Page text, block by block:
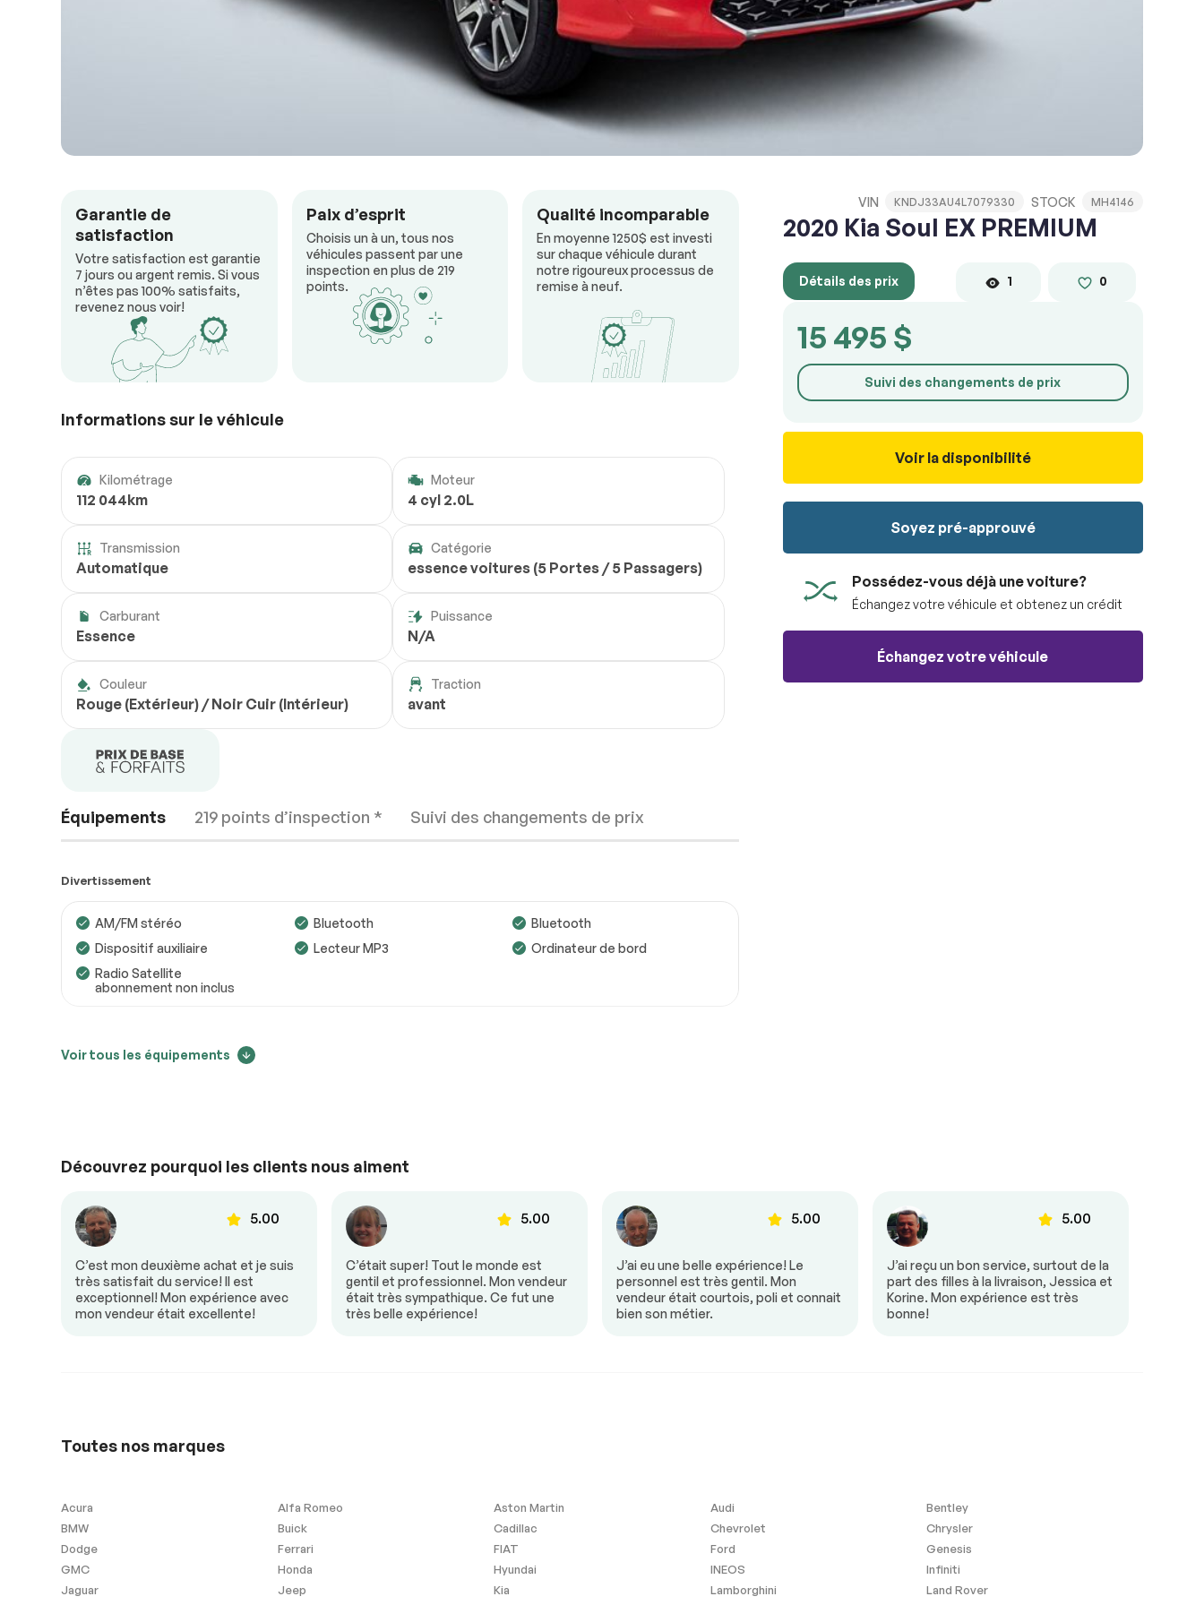
STOCK MH4146
VIN KNDJ33AU4L7079330
2020 Kia Soul EX PREMIUM
Détails des prix 0
1
15 495 $
Suivi des changements de prix
Voir la disponibilité
Soyez pré-approuvé
Possédez-vous déjà une voiture?
Échangez votre véhicule et obtenez un crédit
Échangez votre véhicule
Garantie de
satisfaction
Votre satisfaction est garantie
7 jours ou argent remis. Si vous
n’êtes pas 100% satisfaits,
revenez nous voir!
Paix d’esprit
Choisis un à un, tous nos
véhicules passent par une
inspection en plus de 219
points.
Qualité incomparable
En moyenne 1250$ est investi
sur chaque véhicule durant
notre rigoureux processus de
remise à neuf.
Informations sur le véhicule
Kilométrage
112 044km
Moteur
4 cyl 2.0L
Transmission
Automatique
Catégorie
essence voitures (5 Portes / 5 Passagers)
Carburant
Essence
Puissance
N/A
Couleur
Rouge (Extérieur) / Noir Cuir (Intérieur)
Traction
avant
Équipements 219 points d’inspection * Suivi des changements de prix
Moteur Conforme
Transmission
Accessoires
Divertissement
AM/FM stéréo Bluetooth
Bluetooth
Dispositif auxiliaire
Lecteur MP3
Ordinateur de bord
Radio Satellite
abonnement non inclus
Confort
Sièges chauffants
Vitres à commande
électrique
Volant ajustable
Volant en cuir
Voir tous les équipements
15763
15526
15 495 $
--1%
Découvrez pourquoi les clients nous aiment
5.00
C’est mon deuxième achat et je suis
très satisfait du service! Il est
exceptionnel! Mon expérience avec
mon vendeur était excellente!
5.00
C’était super! Tout le monde est
gentil et professionnel. Mon vendeur
était très sympathique. Ce fut une
très belle expérience!
5.00
J’ai eu une belle expérience! Le
personnel est très gentil. Mon
vendeur était courtois, poli et connait
bien son métier.
5.00
J’ai reçu un bon service, surtout de la
part des filles à la livraison, Jessica et
Korine. Mon expérience est très
bonne!
Toutes nos marques
Acura Alfa Romeo Aston Martin Audi
Bentley
BMW
Buick Cadillac Chevrolet
Chrysler
Dodge
Ferrari FIAT Ford
Genesis
GMC
Honda Hyundai INEOS
Infiniti
Jaguar
Jeep Kia Lamborghini
Land Rover
RÉSERVER